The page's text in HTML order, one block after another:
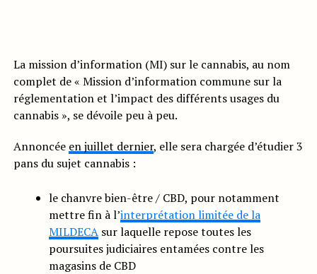
La mission d’information (MI) sur le cannabis, au nom
complet de « Mission d’information commune sur la
réglementation et l’impact des différents usages du
cannabis », se dévoile peu à peu.
Annoncée en juillet dernier, elle sera chargée d’étudier 3
pans du sujet cannabis :
le chanvre bien-être / CBD, pour notamment
mettre fin à l’interprétation limitée de la
MILDECAsur laquelle repose toutes les
poursuites judiciaires entamées contre les
magasins de CBD